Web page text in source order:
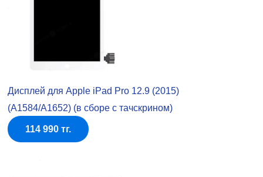
Дисплей для Apple iPad Pro 12.9 (2015)
(A1584/A1652) (в сборе с тачскрином)
114 990 тг.